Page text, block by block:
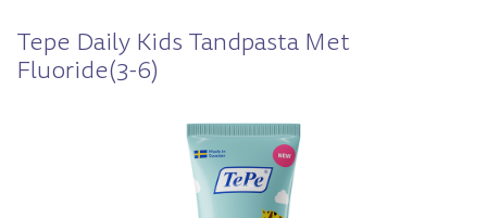
Tepe Daily Kids Tandpasta Met
Fluoride(3-6)